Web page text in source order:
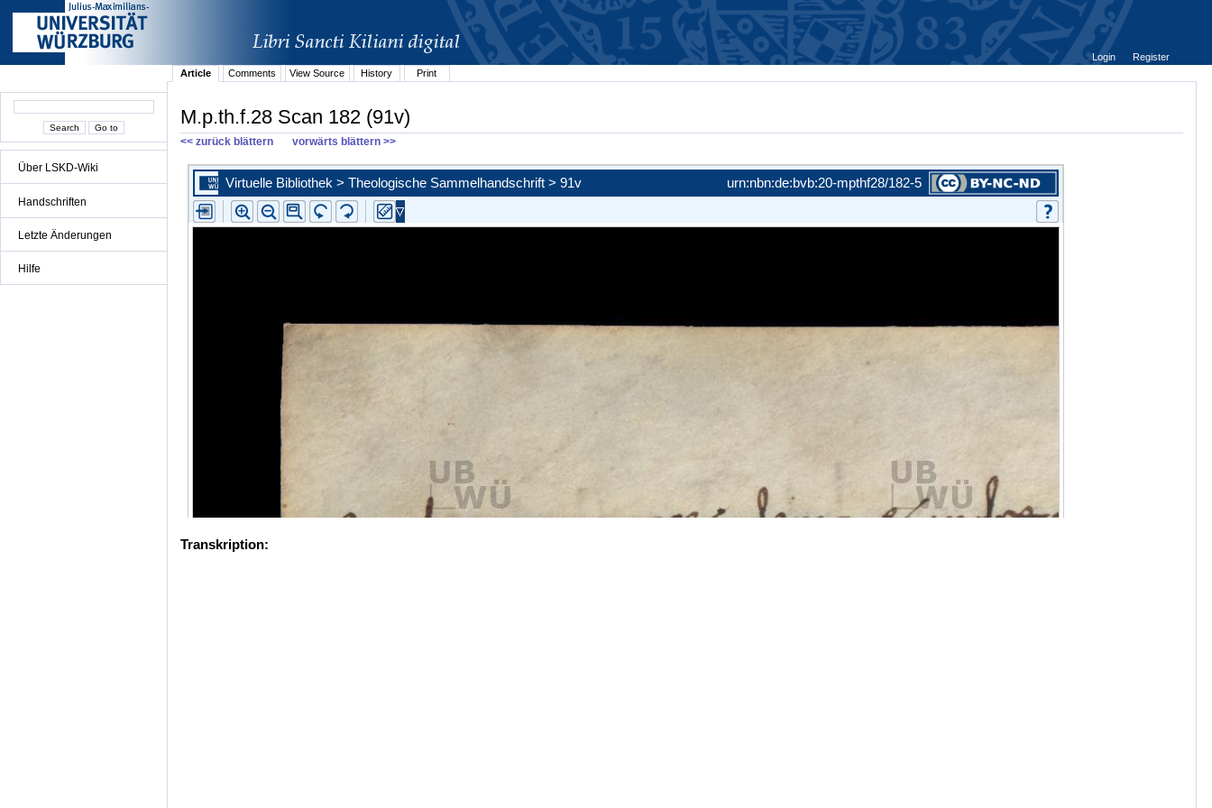
Über LSKD-Wiki
Handschriften
Letzte Änderungen
Hilfe
Login
Register
Article
Comments View Source History Print
M.p.th.f.28 Scan 182 (91v)
<< zurück blättern vorwärts blättern >>
Transkription: